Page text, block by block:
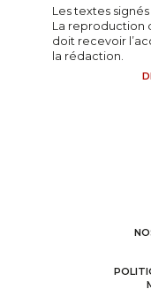
Les textes
La reproduction
doit recevoir
la rédaction.